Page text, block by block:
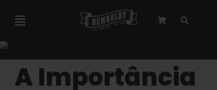
para
conteúdo
Navegação
Colaboração com a Marley
A Importância